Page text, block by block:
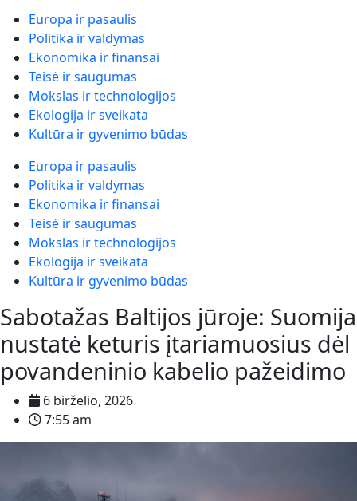
Europa ir pasaulis
Politika ir valdymas
Ekonomika ir finansai
Teisė ir saugumas
Mokslas ir technologijos
Ekologija ir sveikata
Kultūra ir gyvenimo būdas
Europa ir pasaulis
Politika ir valdymas
Ekonomika ir finansai
Teisė ir saugumas
Mokslas ir technologijos
Ekologija ir sveikata
Kultūra ir gyvenimo būdas
Sabotažas Baltijos jūroje: Suomija
nustatė keturis įtariamuosius dėl
povandeninio kabelio pažeidimo
6 birželio, 2026
7:55 am